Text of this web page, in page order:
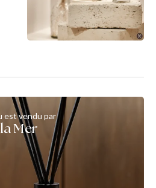
est vendu par
Mer